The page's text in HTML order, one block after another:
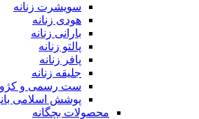
سویشرت زنانه
هودی زنانه
بارانی زنانه
پالتو زنانه
پافر زنانه
جلیقه زنانه
ست رسمی و
پوشش اسلامی
محصولات بچگانه